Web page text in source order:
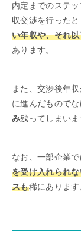
内定までのステ
収交渉を行った
い年収や、それ
あります。
また、交渉後年
に進んだものでな
み残ってしまいま
なお、一部企業
を受け入れられ
スも稀にあります